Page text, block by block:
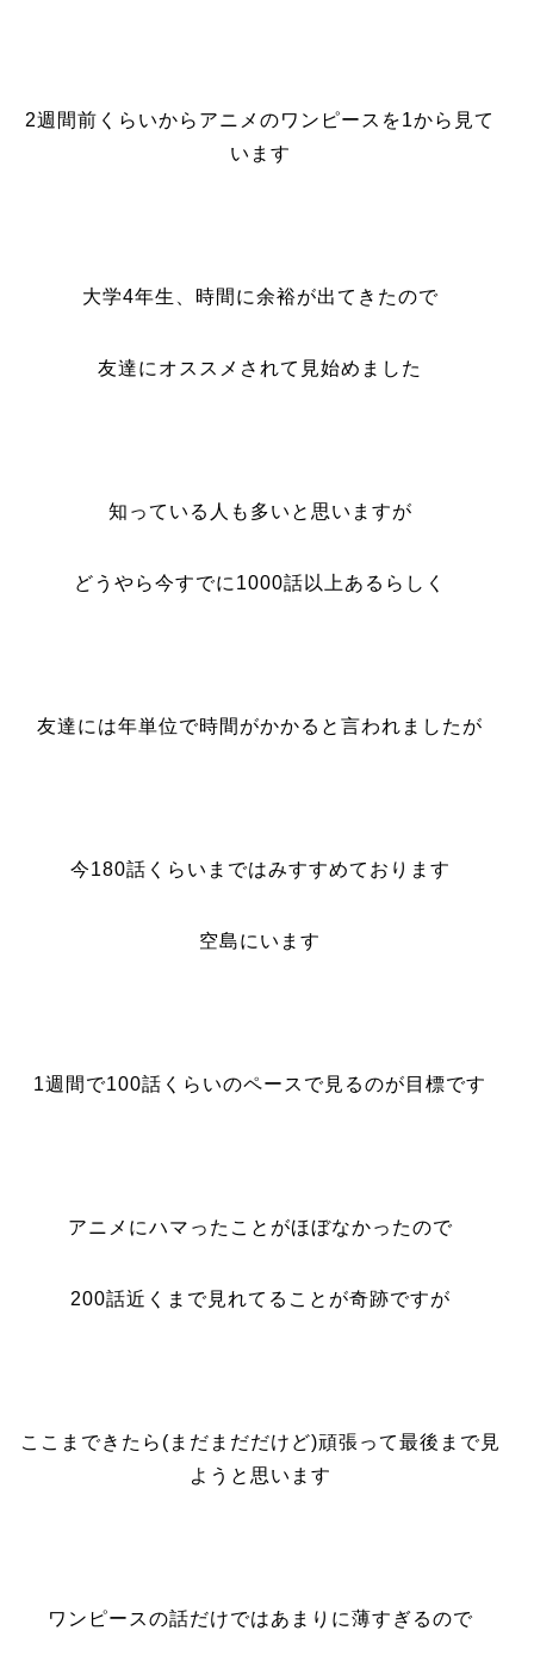
2週間前くらいからアニメのワンピースを1から見て
います
大学4年生、時間に余裕が出てきたので
友達にオススメされて見始めました
知っている人も多いと思いますが
どうやら今すでに1000話以上あるらしく
友達には年単位で時間がかかると言われましたが
今180話くらいまではみすすめております
空島にいます
1週間で100話くらいのペースで見るのが目標です
アニメにハマったことがほぼなかったので
200話近くまで見れてることが奇跡ですが
ここまできたら(まだまだだけど)頑張って最後まで見
ようと思います
ワンピースの話だけではあまりに薄すぎるので